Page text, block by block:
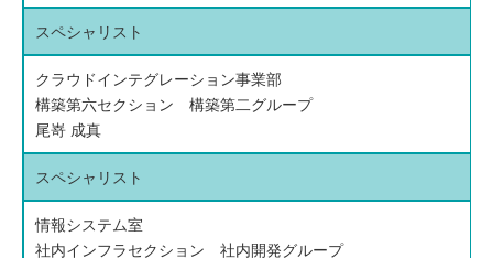
スペシャリスト
クラウドインテグレーション事業部
構築第六セクション 構築第二グループ
尾嵜 成真
スペシャリスト
情報システム室
社内インフラセクション 社内開発グループ